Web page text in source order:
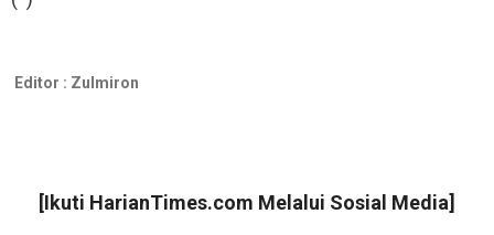
Editor : Zulmiron
[Ikuti HarianTimes.com Melalui Sosial Media]